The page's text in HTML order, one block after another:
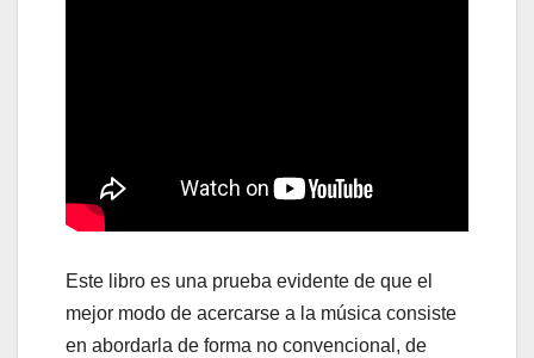
Este libro es una prueba evidente de que el
mejor modo de acercarse a la música consiste
en abordarla de forma no convencional, de